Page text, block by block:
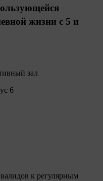
жизни с 5 и
зал
6
к регулярным